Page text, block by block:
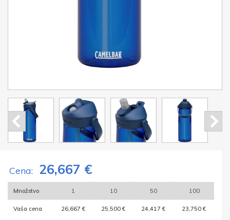
Cena: 26,667 €
Množstvo 1 10 50 100
Vaša cena 26,667 € 25,500 € 24,417 € 23,750 €